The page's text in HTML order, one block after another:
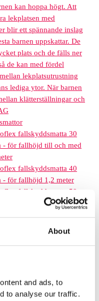
About
and ads, to
to analyse our traffic.
kan hoppa högt. Att
lekplatsen med
blir ett spännande inslag
barnen uppskattar. De
plats och de fälls ner
de kan med fördel
lekplatsutrustning
lediga ytor. När barnen
klätterställningar och
fallskyddsmatta 30
- för fallhöjd till och med
fallskyddsmatta 40
- för fallhöjd 1,2 meter
fallskyddsmatta 50
- för fallhöjd 1,5 meter
– för fallhöjd 1,7 meter
fallskyddsmatta 90
soft - för fallhöjd 3,0